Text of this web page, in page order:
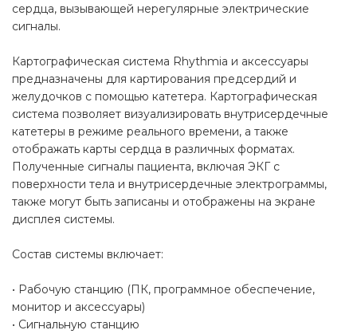
сердца, вызывающей нерегулярные электрические
сигналы.
Картографическая система Rhythmia и аксессуары
предназначены для картирования предсердий и
желудочков с помощью катетера. Картографическая
система позволяет визуализировать внутрисердечные
катетеры в режиме реального времени, а также
отображать карты сердца в различных форматах.
Полученные сигналы пациента, включая ЭКГ с
поверхности тела и внутрисердечные электрограммы,
также могут быть записаны и отображены на экране
дисплея системы.
Состав системы включает:
• Рабочую станцию (ПК, программное обеспечение,
монитор и аксессуары)
• Сигнальную станцию